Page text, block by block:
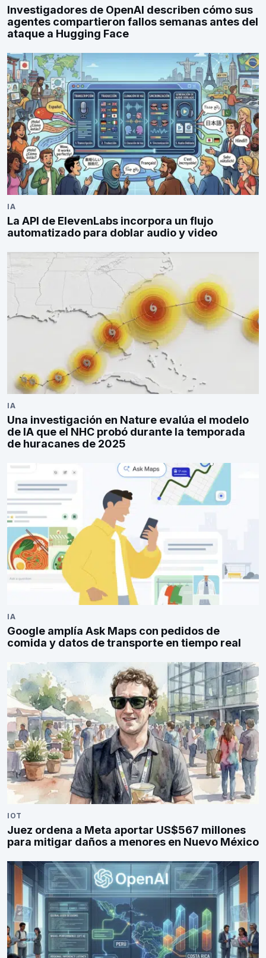
Investigadores de OpenAI describen cómo sus
agentes compartieron fallos semanas antes del
ataque a Hugging Face
IA
La API de ElevenLabs incorpora un flujo
automatizado para doblar audio y video
IA
Una investigación en Nature evalúa el modelo
de IA que el NHC probó durante la temporada
de huracanes de 2025
IA
Google amplía Ask Maps con pedidos de
comida y datos de transporte en tiempo real
IOT
Juez ordena a Meta aportar US$567 millones
para mitigar daños a menores en Nuevo México